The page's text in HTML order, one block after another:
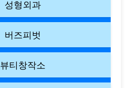
성형외과
버즈피벗
뷰티창작소